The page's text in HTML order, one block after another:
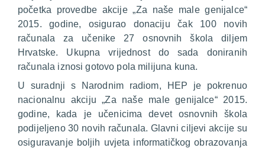
početka provedbe akcije „Za naše male genijalce“
2015. godine, osigurao donaciju čak 100 novih
računala za učenike 27 osnovnih škola diljem
Hrvatske. Ukupna vrijednost do sada doniranih
računala iznosi gotovo pola milijuna kuna.
U suradnji s Narodnim radiom, HEP je pokrenuo
nacionalnu akciju „Za naše male genijalce“ 2015.
godine, kada je učenicima devet osnovnih škola
podijeljeno 30 novih računala. Glavni ciljevi akcije su
osiguravanje boljih uvjeta informatičkog obrazovanja